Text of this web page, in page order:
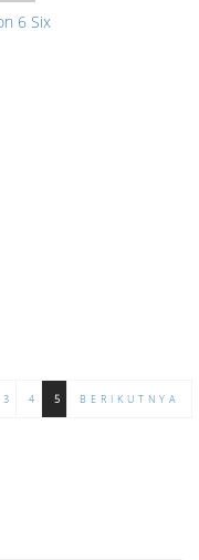
6 Six
3 4 5 BERIKUTNYA